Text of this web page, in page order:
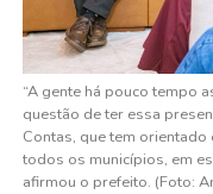
“A gente há pouco tempo
questão de ter essa
Contas, que tem
todos os municípios, em
afirmou o prefeito. (Foto: